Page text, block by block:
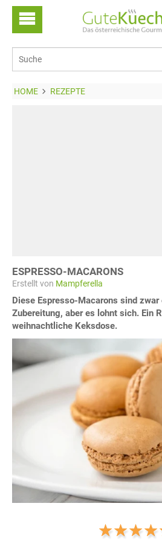
HOME REZEPTE
ESPRESSO-MACARONS
Erstellt von Mampferella
Diese Espresso-Macarons sind
Zubereitung, aber es lohnt sich. Ein
weihnachtliche Keksdose.